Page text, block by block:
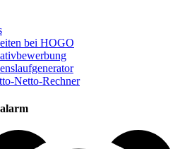
bei HOGO
Netto-Rechner